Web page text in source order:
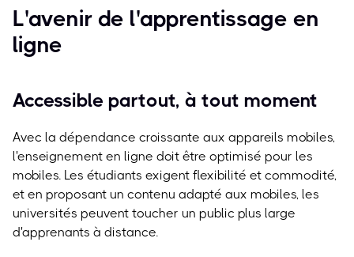
L'avenir de l'apprentissage en
ligne
Accessible partout, à tout moment
Avec la dépendance croissante aux appareils mobiles,
l'enseignement en ligne doit être optimisé pour les
mobiles. Les étudiants exigent flexibilité et commodité,
et en proposant un contenu adapté aux mobiles, les
universités peuvent toucher un public plus large
d'apprenants à distance.